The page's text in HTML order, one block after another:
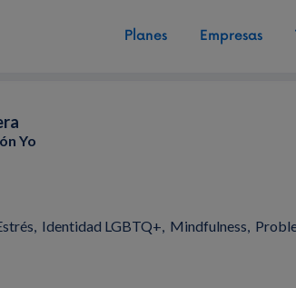
Planes Empresas
Yo
Identidad LGBTQ+, Mindfulness,